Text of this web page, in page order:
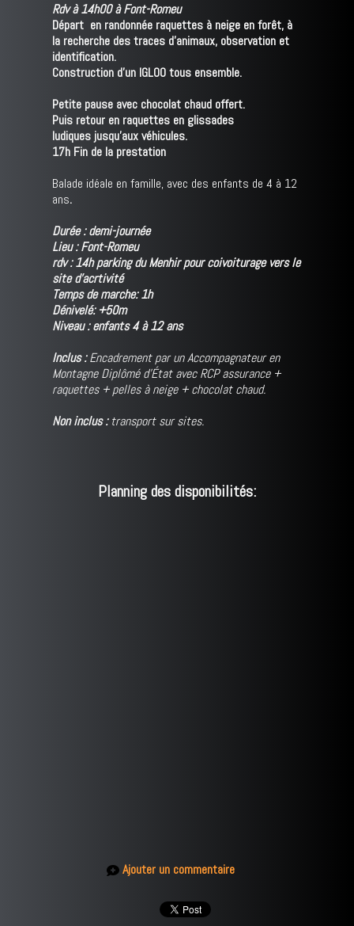
Rdv à 14h00 à Font-Romeu
Départ en randonnée raquettes à neige en forêt, à
la recherche des traces d'animaux, observation et
identification.
Construction d'un IGLOO tous ensemble.
Petite pause avec chocolat chaud offert.
Puis retour en raquettes en glissades
ludiques jusqu'aux véhicules.
17h Fin de la prestation
Balade idéale en famille, avec des enfants de 4 à 12
ans.
Durée : demi-journée
Lieu : Font-Romeu
rdv : 14h parking du Menhir pour coivoiturage vers le
site d'acrtivité
Temps de marche: 1h
Dénivelé: +50m
Niveau : enfants 4 à 12 ans
Inclus :Encadrement par un Accompagnateur en
Montagne Diplômé d'État avec RCP assurance +
raquettes + pelles à neige + chocolat chaud.
Non inclus :transport sur sites.
Planning des disponibilités:
Ajouter un commentaire